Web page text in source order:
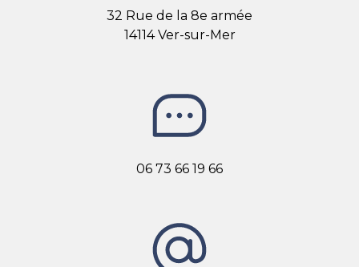
32 Rue de la 8e armée
14114 Ver-sur-Mer
06 73 66 19 66